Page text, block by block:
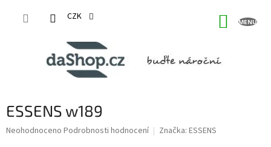
CZK
ESSENS w189
Průměrné
Neohodnoceno Podrobnosti hodnocení Značka: ESSENS